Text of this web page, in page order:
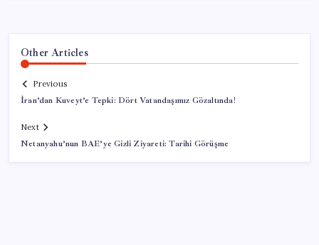
Other Articles
Previous
İran’dan Kuveyt’e Tepki: Dört Vatandaşımız Gözaltında!
Next
Netanyahu’nun BAE’ye Gizli Ziyareti: Tarihi Görüşme